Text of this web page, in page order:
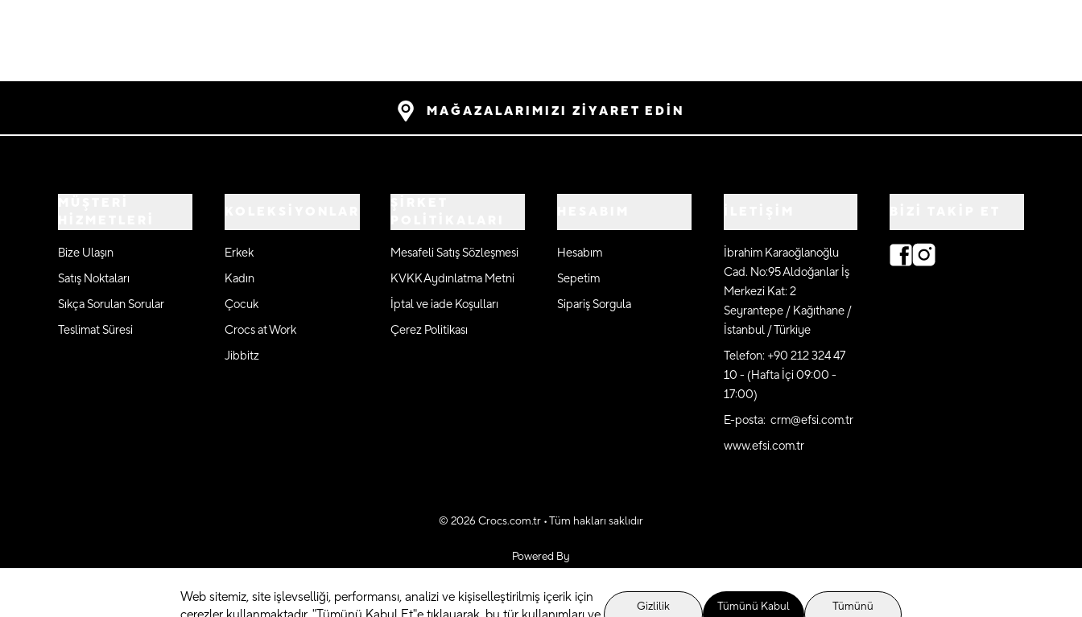
MAĞAZALARIMIZI ZİYARET EDİN
Bize Ulaşın
Satış Noktaları
Sıkça Sorulan Sorular
Teslimat Süresi
Erkek
Kadın
Çocuk
Crocs at Work
Jibbitz
Mesafeli Satış Sözleşmesi
KVKK Aydınlatma Metni
İptal ve iade Koşulları
Çerez Politikası
Hesabım
Sepetim
Sipariş Sorgula
İbrahim Karaoğlanoğlu
Cad. No:95 Aldoğanlar İş
Merkezi Kat: 2
Seyrantepe / Kağıthane /
İstanbul / Türkiye
Telefon: +90 212 324 47
10 - (Hafta İçi 09:00 -
17:00)
E-posta: crm@efsi.com.tr
www.efsi.com.tr
© 2026 Crocs.com.tr • Tüm hakları saklıdır
Powered By
Web sitemiz, site işlevselliği, performansı, analizi ve kişiselleştirilmiş içerik için
Gizlilik
Tümünü Kabul
Tümünü